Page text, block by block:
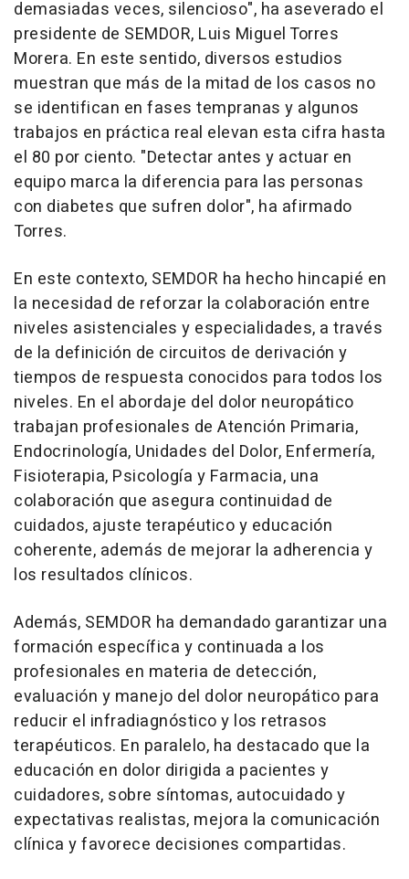
demasiadas veces, silencioso", ha aseverado el
presidente de SEMDOR, Luis Miguel Torres
Morera. En este sentido, diversos estudios
muestran que más de la mitad de los casos no
se identifican en fases tempranas y algunos
trabajos en práctica real elevan esta cifra hasta
el 80 por ciento. "Detectar antes y actuar en
equipo marca la diferencia para las personas
con diabetes que sufren dolor", ha afirmado
Torres.
En este contexto, SEMDOR ha hecho hincapié en
la necesidad de reforzar la colaboración entre
niveles asistenciales y especialidades, a través
de la definición de circuitos de derivación y
tiempos de respuesta conocidos para todos los
niveles. En el abordaje del dolor neuropático
trabajan profesionales de Atención Primaria,
Endocrinología, Unidades del Dolor, Enfermería,
Fisioterapia, Psicología y Farmacia, una
colaboración que asegura continuidad de
cuidados, ajuste terapéutico y educación
coherente, además de mejorar la adherencia y
los resultados clínicos.
Además, SEMDOR ha demandado garantizar una
formación específica y continuada a los
profesionales en materia de detección,
evaluación y manejo del dolor neuropático para
reducir el infradiagnóstico y los retrasos
terapéuticos. En paralelo, ha destacado que la
educación en dolor dirigida a pacientes y
cuidadores, sobre síntomas, autocuidado y
expectativas realistas, mejora la comunicación
clínica y favorece decisiones compartidas.